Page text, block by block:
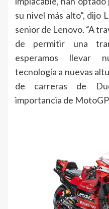
su nivel más alto”, dijo
senior de Lenovo. “A
de permitir una
esperamos llevar
tecnología a nuevas
de carreras de
importancia de MotoGP